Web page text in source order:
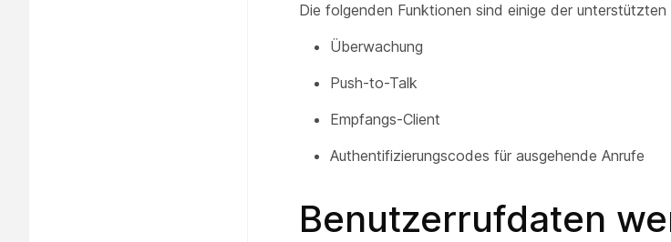
Die folgenden Funktionen sind einige der unterstützten
Überwachung
Push-to-Talk
Empfangs-Client
Authentifizierungscodes für ausgehende Anrufe
Benutzerrufdaten